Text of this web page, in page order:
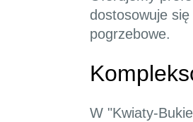
dostosowuje
pogrzebowe.
W "Kwiaty-